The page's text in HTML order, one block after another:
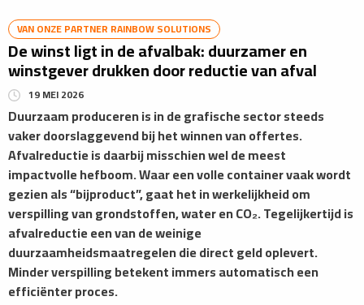
VAN ONZE PARTNER RAINBOW SOLUTIONS
​De winst ligt in de afvalbak: duurzamer en
winstgever drukken door reductie van afval
19 MEI 2026
Duurzaam produceren is in de grafische sector steeds
vaker doorslaggevend bij het winnen van offertes.
Afvalreductie is daarbij misschien wel de meest
impactvolle hefboom. Waar een volle container vaak wordt
gezien als “bijproduct”, gaat het in werkelijkheid om
verspilling van grondstoffen, water en CO₂. Tegelijkertijd is
afvalreductie een van de weinige
duurzaamheidsmaatregelen die direct geld oplevert.
Minder verspilling betekent immers automatisch een
efficiënter proces.